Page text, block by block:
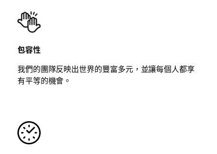
包容性
我們的團隊反映出世界的豐富多元，並讓每個人都享
有平等的機會。